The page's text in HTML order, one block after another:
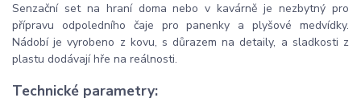
Senzační set na hraní doma nebo v kavárně je nezbytný pro
přípravu odpoledního čaje pro panenky a plyšové medvídky.
Nádobí je vyrobeno z kovu, s důrazem na detaily, a sladkosti z
plastu dodávají hře na reálnosti.
Technické parametry: